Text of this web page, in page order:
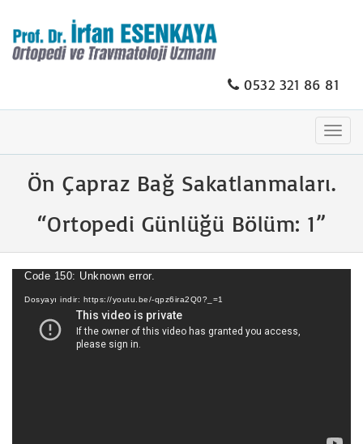
0532 321 86 81
Ön Çapraz Bağ Sakatlanmaları.
“Ortopedi Günlüğü Bölüm: 1”
Video
oynatıcı
Code 150: Unknown error.
Dosyayı indir: https://youtu.be/-qpz6ira2Q0?_=1